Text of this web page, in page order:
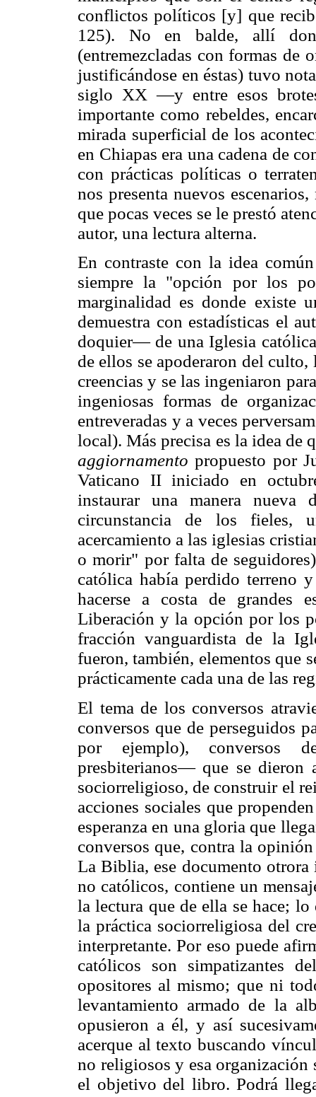
conflictos políticos [y] que
125). No en balde, allí
(entremezcladas con formas de
justificándose en éstas) tuvo
siglo XX —y entre esos
importante como rebeldes,
mirada superficial de los
en Chiapas era una cadena de
con prácticas políticas o
nos presenta nuevos
que pocas veces se le prestó
autor, una lectura alterna.
En contraste con la idea
siempre la "opción por los
marginalidad es donde existe
demuestra con estadísticas el
doquier— de una Iglesia
de ellos se apoderaron del
creencias y se las ingeniaron
ingeniosas formas de
entreveradas y a veces
local). Más precisa es la idea de
aggiornamentopropuesto por
Vaticano II iniciado en
instaurar una manera nueva
circunstancia de los fieles,
acercamiento a las iglesias
o morir" por falta de
católica había perdido terreno
hacerse a costa de grandes
Liberación y la opción por los
fracción vanguardista de la
fueron, también, elementos que
prácticamente cada una de las
El tema de los conversos
conversos que de perseguidos
por ejemplo), conversos
presbiterianos— que se dieron
sociorreligioso, de construir el
acciones sociales que
esperanza en una gloria que
conversos que, contra la
La Biblia, ese documento
no católicos, contiene un
la lectura que de ella se hace;
la práctica sociorreligiosa del
interpretante. Por eso puede
católicos son simpatizantes
opositores al mismo; que ni
levantamiento armado de la
opusieron a él, y así
acerque al texto buscando
no religiosos y esa organización
el objetivo del libro. Podrá